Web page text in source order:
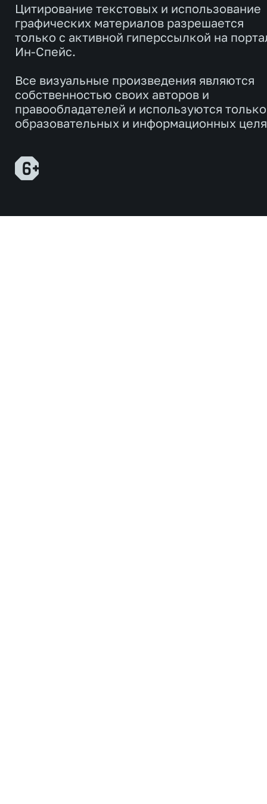
Цитирование текстовых и использование
графических материалов разрешается
только с активной гиперссылкой на
Ин-Спейс.
Все визуальные произведения являются
собственностью своих авторов и
правообладателей и используются
образовательных и информационных